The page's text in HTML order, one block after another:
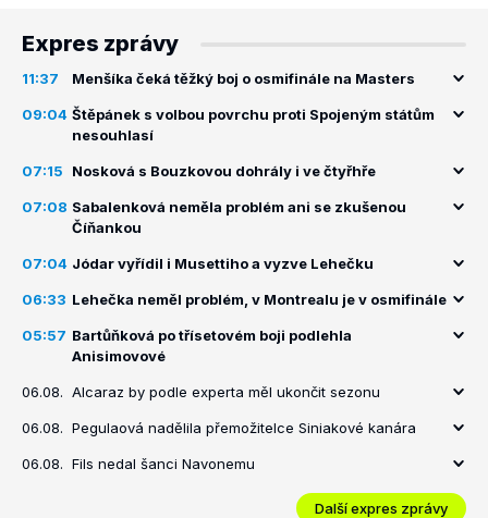
Expres zprávy
11:37 Menšíka čeká těžký boj o osmifinále na Masters
09:04 Štěpánek s volbou povrchu proti Spojeným státům
nesouhlasí
07:15 Nosková s Bouzkovou dohrály i ve čtyřhře
07:08 Sabalenková neměla problém ani se zkušenou
Číňankou
07:04 Jódar vyřídil i Musettiho a vyzve Lehečku
06:33 Lehečka neměl problém, v Montrealu je v osmifinále
05:57 Bartůňková po třísetovém boji podlehla
Anisimovové
06.08. Alcaraz by podle experta měl ukončit sezonu
06.08. Pegulaová nadělila přemožitelce Siniakové kanára
06.08. Fils nedal šanci Navonemu
Další expres zprávy